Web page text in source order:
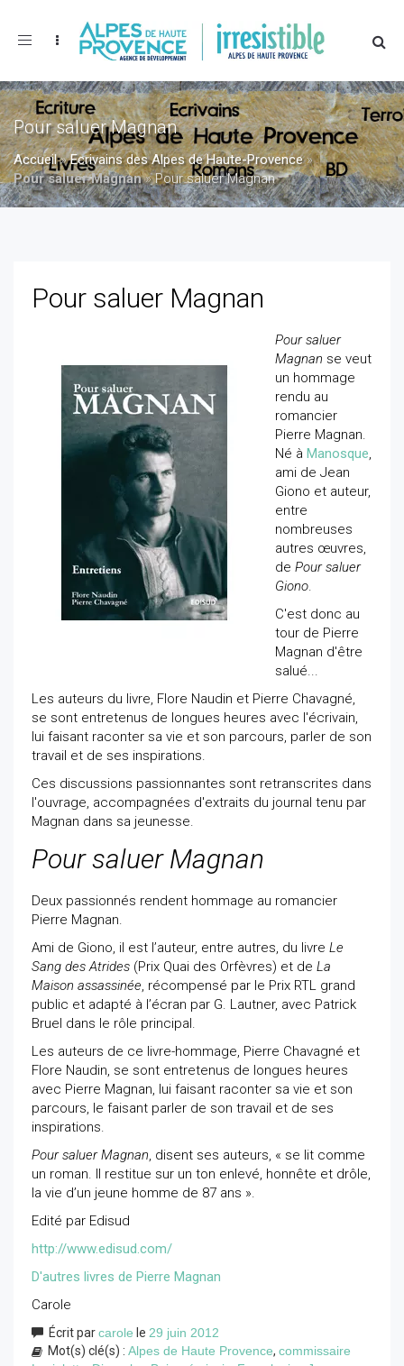
Toggle
Pour saluer Magnan
Accueil»Ecrivains des Alpes de Haute-Provence»
Pour saluer Magnan»Pour saluer Magnan
Pour saluer Magnan
Pour saluer
Magnan se veut
un hommage
rendu au
romancier
Pierre Magnan.
Né à Manosque,
ami de Jean
Giono et auteur,
entre
nombreuses
autres œuvres,
de Pour saluer
Giono.
C'est donc au
tour de Pierre
Magnan d'être
salué...
Les auteurs du livre, Flore Naudin et Pierre Chavagné,
se sont entretenus de longues heures avec l'écrivain,
lui faisant raconter sa vie et son parcours, parler de son
travail et de ses inspirations.
Ces discussions passionnantes sont retranscrites dans
l'ouvrage, accompagnées d'extraits du journal tenu par
Magnan dans sa jeunesse.
Pour saluer Magnan
Deux passionnés rendent hommage au romancier
Pierre Magnan.
Ami de Giono, il est l’auteur, entre autres, du livre Le
Sang des Atrides (Prix Quai des Orfèvres) et de La
Maison assassinée, récompensé par le Prix RTL grand
public et adapté à l’écran par G. Lautner, avec Patrick
Bruel dans le rôle principal.
Les auteurs de ce livre-hommage, Pierre Chavagné et
Flore Naudin, se sont entretenus de longues heures
avec Pierre Magnan, lui faisant raconter sa vie et son
parcours, le faisant parler de son travail et de ses
inspirations.
Pour saluer Magnan, disent ses auteurs, « se lit comme
un roman. Il restitue sur un ton enlevé, honnête et drôle,
la vie d’un jeune homme de 87 ans ».
Edité par Edisud
http://www.edisud.com/
D'autres livres de Pierre Magnan
Carole
Écrit parcarole le 29 juin 2012
Mot(s) clé(s) : Alpes de Haute Provence, commissaire